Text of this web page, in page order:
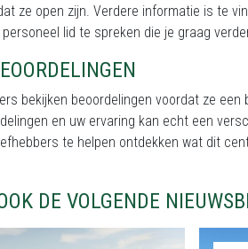
ze open zijn. Verdere informatie is te
lid te spreken die je graag
bekijken beoordelingen voordat ze
en uw ervaring kan echt een
te helpen ontdekken wat dit
DE VOLGENDE